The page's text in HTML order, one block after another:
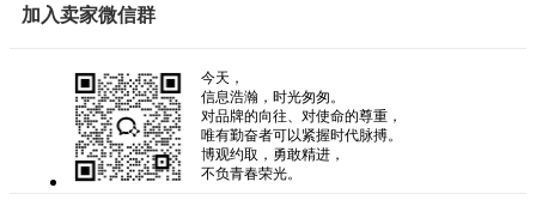
加入卖家微信群
今天，
信息浩瀚，时光匆匆。
对品牌的向往、对使命的尊重，
唯有勤奋者可以紧握时代脉搏。
博观约取，勇敢精进，
不负青春荣光。